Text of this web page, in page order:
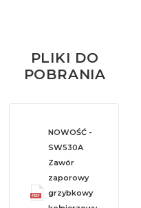
PLIKI DO
POBRANIA
NOWOŚĆ -
SW530A
Zawór
zaporowy
grzybkowy